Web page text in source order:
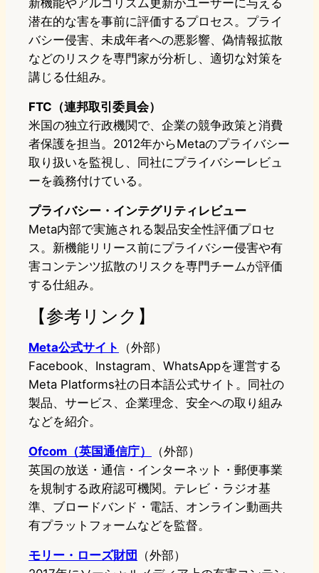
新機能やアルゴリズム更新がユーザーに与える
潜在的な害を事前に評価するプロセス。プライ
バシー侵害、未成年者への悪影響、偽情報拡散
などのリスクを専門家が分析し、適切な対策を
講じる仕組み。
FTC（連邦取引委員会）
米国の独立行政機関で、企業の競争政策と消費
者保護を担当。2012年からMetaのプライバシー
取り扱いを監視し、同社にプライバシーレビュ
ーを義務付けている。
プライバシー・インテグリティレビュー
Meta内部で実施される製品安全性評価プロセ
ス。新機能リリース前にプライバシー侵害や有
害コンテンツ拡散のリスクを専門チームが評価
する仕組み。
【参考リンク】
Meta公式サイト
（外部）
Facebook、Instagram、WhatsAppを運営する
Meta Platforms社の日本語公式サイト。同社の
製品、サービス、企業理念、安全への取り組み
などを紹介。
Ofcom（英国通信庁）
（外部）
英国の放送・通信・インターネット・郵便事業
を規制する政府認可機関。テレビ・ラジオ基
準、ブロードバンド・電話、オンライン動画共
有プラットフォームなどを監督。
モリー・ローズ財団
（外部）